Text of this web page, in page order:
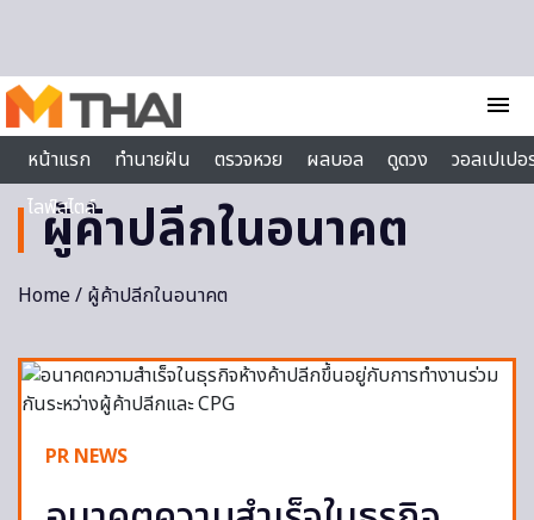
menu
หน้าแรก
ทำนายฝัน ตรวจหวย ผลบอล ดูดวง
วอลเปเป
ไลฟ์สไตล์
ผู้ค้าปลีกในอนาคต
Home/ ผู้ค้าปลีกในอนาคต
PR NEWS